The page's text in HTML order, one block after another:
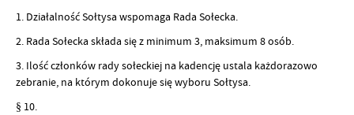
1. Działalność Sołtysa wspomaga Rada Sołecka.
2. Rada Sołecka składa się z minimum 3, maksimum 8 osób.
3. Ilość członków rady sołeckiej na kadencję ustala każdorazowo
zebranie, na którym dokonuje się wyboru Sołtysa.
§ 10.